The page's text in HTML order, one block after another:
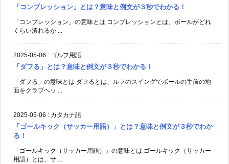
「コンプレッション」とは？意味と例文が３秒でわかる！
「コンプレッション」の意味とは コンプレッションとは、ボールがどれ
くらい潰れるか ...
2025-05-06 : ゴルフ用語
「ダフる」とは？意味と例文が３秒でわかる！
「ダフる」の意味とは ダフるとは、ルフのスイングでボールの手前の地
面をクラブヘッ ...
2025-05-06 : カタカナ語
「ゴールキック（サッカー用語）」とは？意味と例文が３秒でわか
る！
「ゴールキック（サッカー用語）」の意味とは ゴールキック（サッカー
用語）とは、サ ...